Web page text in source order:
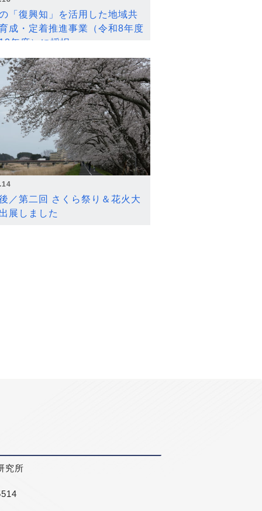
「復興知」を活用した地域共
成・定着推進事業（令和8年度
年度）に採択
／第二回 さくら祭り＆花火大
展しました
究所